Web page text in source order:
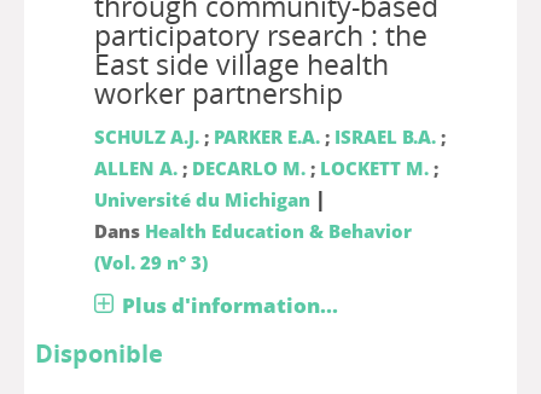
participatory rsearch : the
East side village health
worker partnership
SCHULZ A.J.; PARKER E.A.; ISRAEL B.A.;
ALLEN A.; DECARLO M.; LOCKETT M.;
Université du Michigan |
Dans Health Education & Behavior
(Vol. 29 n° 3)
Plus d'information...
Disponible